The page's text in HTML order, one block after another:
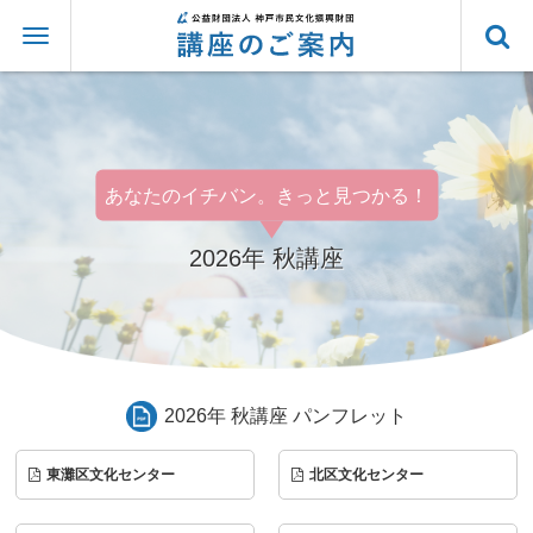
あなたのイチバン。きっと見つかる！
2026年 秋講座
2026年 秋講座 パンフレット
東灘区文化センター 北区文化センター